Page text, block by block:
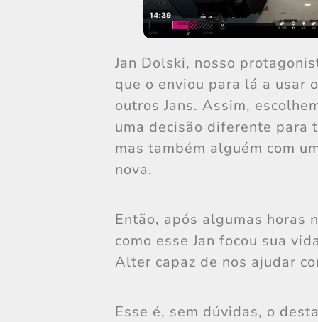
Jan Dolski, nosso
que o enviou para lá a usar
outros Jans. Assim,
uma decisão diferente para
mas também alguém com
nova.
Então, após algumas horas
como esse Jan focou sua
Alter capaz de nos ajudar
Esse é, sem dúvidas, o